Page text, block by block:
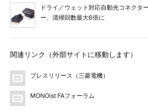
ドライ／ウェット対応自動光コネクタ
ー、清掃回数最大6倍に
関連リンク（外部サイトに移動します）
プレスリリース（三菱電機）
MONOist FAフォーラム